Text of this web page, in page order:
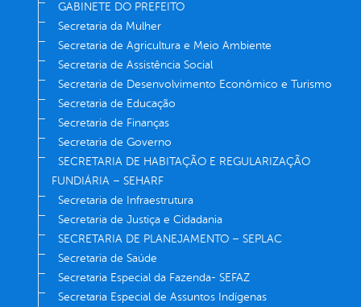
GABINETE DO PREFEITO
Secretaria da Mulher
Secretaria de Agricultura e Meio Ambiente
Secretaria de Assistência Social
Secretaria de Desenvolvimento Econômico e Turismo
Secretaria de Educação
Secretaria de Finanças
Secretaria de Governo
SECRETARIA DE HABITAÇÃO E REGULARIZAÇÃO
FUNDIÁRIA – SEHARF
Secretaria de Infraestrutura
Secretaria de Justiça e Cidadania
SECRETARIA DE PLANEJAMENTO – SEPLAC
Secretaria de Saúde
Secretaria Especial da Fazenda- SEFAZ
Secretaria Especial de Assuntos Indígenas